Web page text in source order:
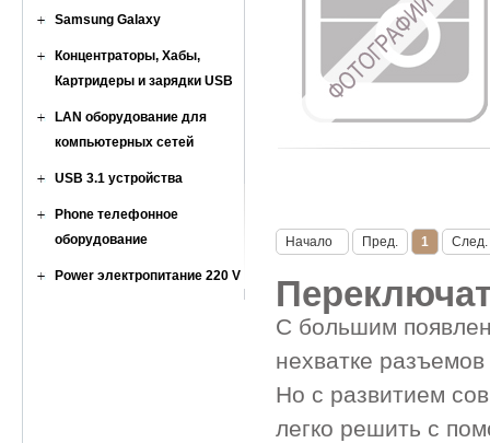
Samsung Galaxy
Концентраторы, Хабы,
Картридеры и зарядки USB
LAN оборудование для
компьютерных сетей
USB 3.1 устройства
Phone телефонное
оборудование
Power электропитание 220 V
Начало Пред. 1 След.
С большим
нехватке
Но с развитием
легко решить с